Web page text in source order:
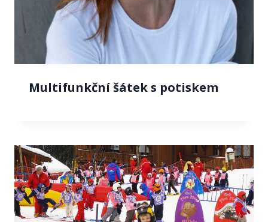
Multifunkční šátek s potiskem